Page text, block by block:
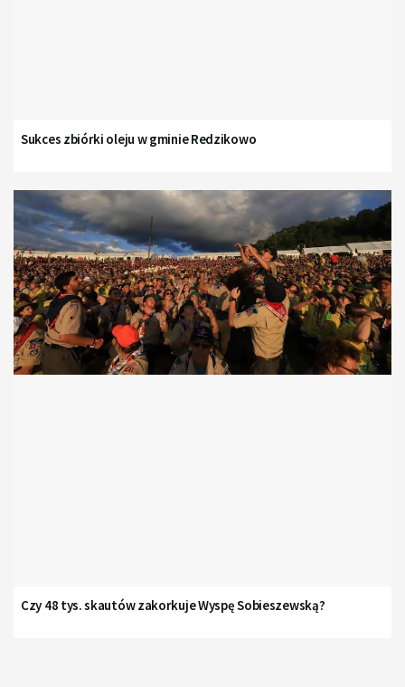
Sukces zbiórki oleju w gminie Redzikowo
Czy 48 tys. skautów zakorkuje Wyspę Sobieszewską?